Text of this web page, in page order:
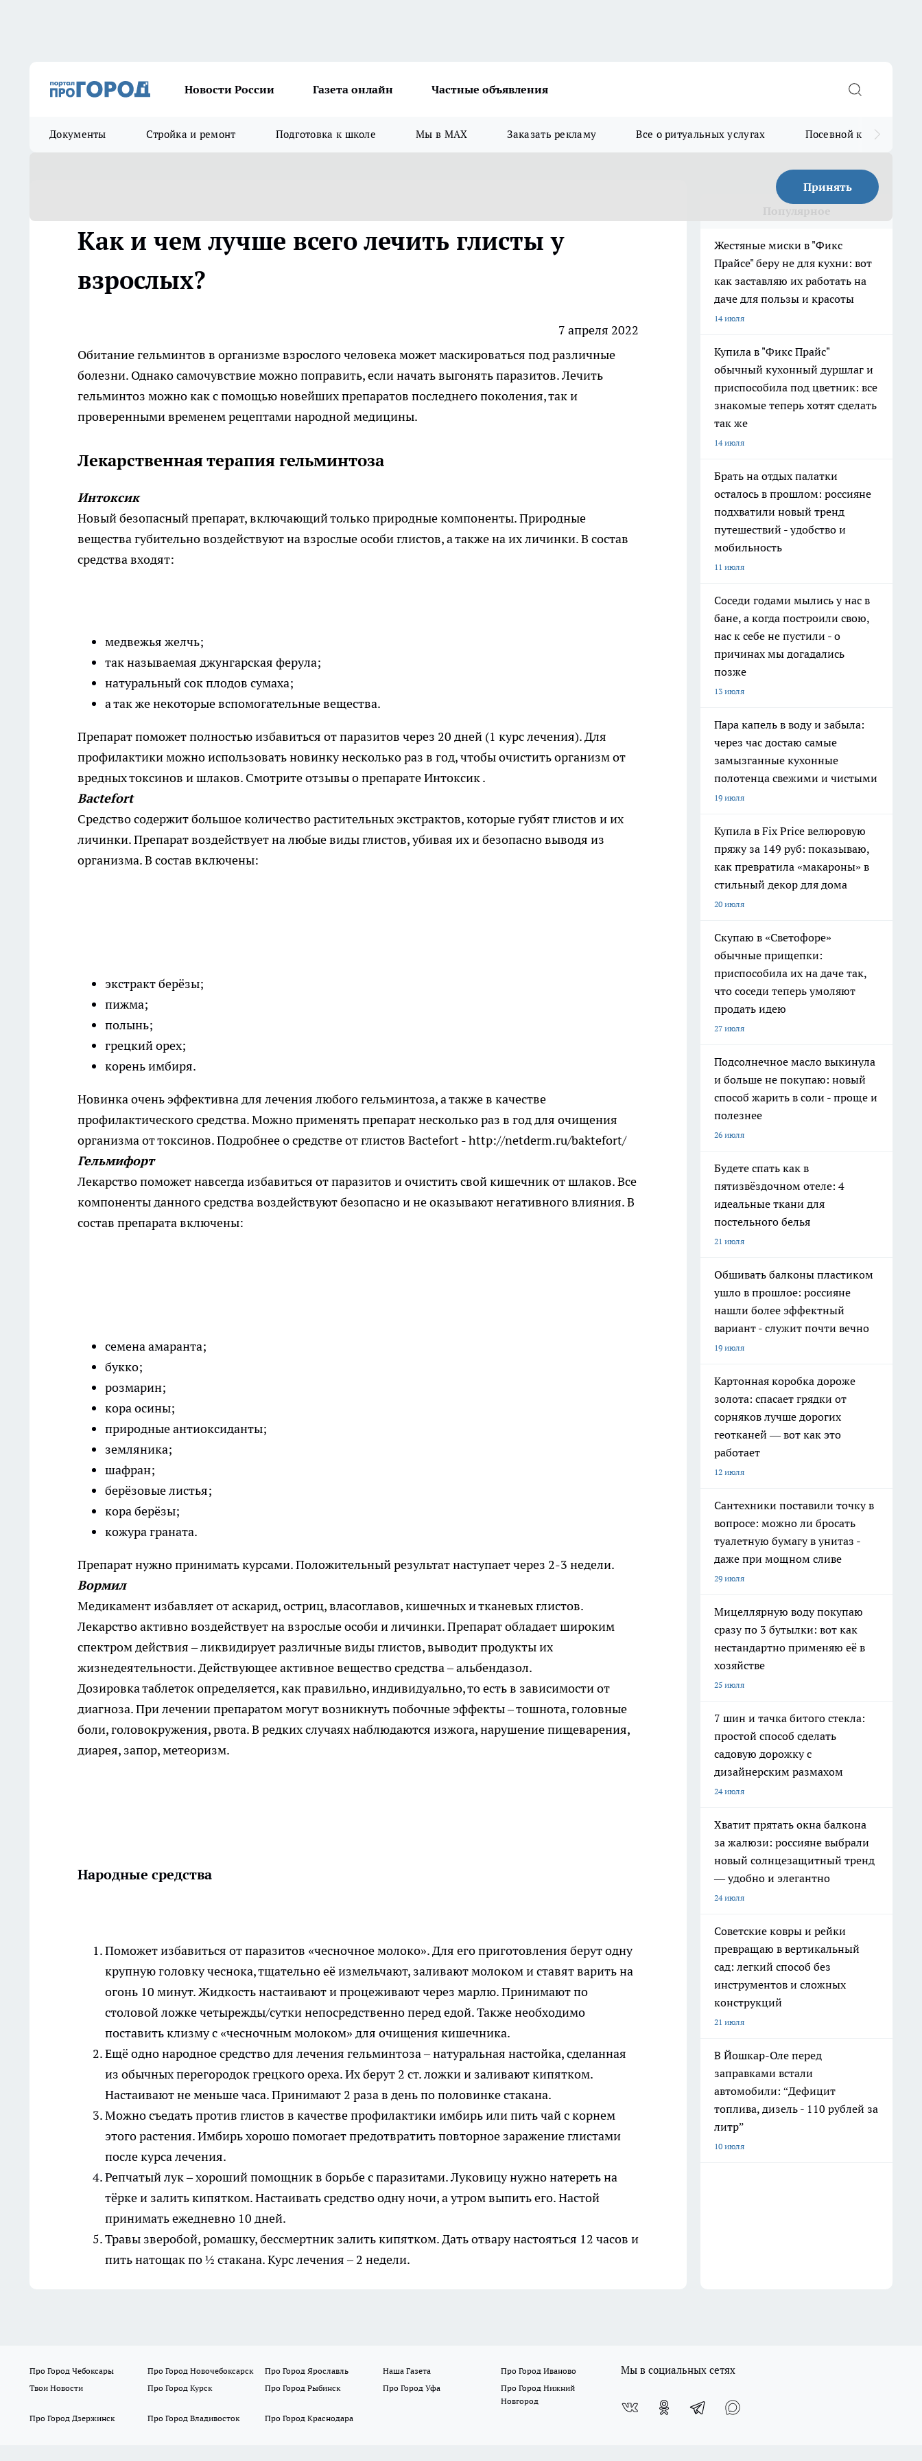
Новости России Газета онлайн Частные объявления
Документы Стройка и ремонт Подготовка к школе Мы в MAX Заказать рекламу Все о ритуальных услугах Посевной календарь
Принять
Как и чем лучше всего лечить глисты у
взрослых?
7 апреля 2022
Обитание гельминтов в организме взрослого человека может маскироваться под различные
болезни. Однако самочувствие можно поправить, если начать выгонять паразитов. Лечить
гельминтоз можно как с помощью новейших препаратов последнего поколения, так и
проверенными временем рецептами народной медицины.
Лекарственная терапия гельминтоза
Интоксик
Новый безопасный препарат, включающий только природные компоненты. Природные
вещества губительно воздействуют на взрослые особи глистов, а также на их личинки. В состав
средства входят:
медвежья желчь;
так называемая джунгарская ферула;
натуральный сок плодов сумаха;
а так же некоторые вспомогательные вещества.
Препарат поможет полностью избавиться от паразитов через 20 дней (1 курс лечения). Для
профилактики можно использовать новинку несколько раз в год, чтобы очистить организм от
вредных токсинов и шлаков. Смотритеотзывы о препарате Интоксик.
Bactefort
Средство содержит большое количество растительных экстрактов, которые губят глистов и их
личинки. Препарат воздействует на любые виды глистов, убивая их и безопасно выводя из
организма. В состав включены:
экстракт берёзы;
пижма;
полынь;
грецкий орех;
корень имбиря.
Новинка очень эффективна для лечения любого гельминтоза, а также в качестве
профилактического средства. Можно применять препарат несколько раз в год для очищения
организма от токсинов. Подробнее о средстве от глистов Bactefort -http://netderm.ru/baktefort/
Гельмифорт
Лекарство поможет навсегда избавиться от паразитов и очистить свой кишечник от шлаков. Все
компоненты данного средства воздействуют безопасно и не оказывают негативного влияния. В
состав препарата включены:
семена амаранта;
букко;
розмарин;
кора осины;
природные антиоксиданты;
земляника;
шафран;
берёзовые листья;
кора берёзы;
кожура граната.
Препарат нужно принимать курсами. Положительный результат наступает через 2-3 недели.
Вормил
Медикамент избавляет от аскарид, остриц, власоглавов, кишечных и тканевых глистов.
Лекарство активно воздействует на взрослые особи и личинки. Препарат обладает широким
спектром действия – ликвидирует различные виды глистов, выводит продукты их
жизнедеятельности. Действующее активное вещество средства – альбендазол.
Дозировка таблеток определяется, как правильно, индивидуально, то есть в зависимости от
диагноза. При лечении препаратом могут возникнуть побочные эффекты – тошнота, головные
боли, головокружения, рвота. В редких случаях наблюдаются изжога, нарушение пищеварения,
диарея, запор, метеоризм.
Народные средства
Поможет избавиться от паразитов «чесночное молоко». Для его приготовления берут одну
крупную головку чеснока, тщательно её измельчают, заливают молоком и ставят варить на
огонь 10 минут. Жидкость настаивают и процеживают через марлю. Принимают по
столовой ложке четырежды/сутки непосредственно перед едой. Также необходимо
поставить клизму с «чесночным молоком» для очищения кишечника.
Ещё одно народное средство для лечения гельминтоза – натуральная настойка, сделанная
из обычных перегородок грецкого ореха. Их берут 2 ст. ложки и заливают кипятком.
Настаивают не меньше часа. Принимают 2 раза в день по половинке стакана.
Можно съедать против глистов в качестве профилактики имбирь или пить чай с корнем
этого растения. Имбирь хорошо помогает предотвратить повторное заражение глистами
после курса лечения.
Репчатый лук – хороший помощник в борьбе с паразитами. Луковицу нужно натереть на
тёрке и залить кипятком. Настаивать средство одну ночи, а утром выпить его. Настой
принимать ежедневно 10 дней.
Травы зверобой, ромашку, бессмертник залить кипятком. Дать отвару настояться 12 часов и
пить натощак по ½ стакана. Курс лечения – 2 недели.
Жестяные миски в "Фикс
Прайсе" беру не для кухни: вот
как заставляю их работать на
даче для пользы и красоты
14 июля
Купила в "Фикс Прайс"
обычный кухонный дуршлаг и
приспособила под цветник: все
знакомые теперь хотят сделать
так же
14 июля
Брать на отдых палатки
осталось в прошлом: россияне
подхватили новый тренд
путешествий - удобство и
мобильность
11 июля
Соседи годами мылись у нас в
бане, а когда построили свою,
нас к себе не пустили - о
причинах мы догадались
позже
13 июля
Пара капель в воду и забыла:
через час достаю самые
замызганные кухонные
полотенца свежими и чистыми
19 июля
Купила в Fix Price велюровую
пряжу за 149 руб: показываю,
как превратила «макароны» в
стильный декор для дома
20 июля
Скупаю в «Светофоре»
обычные прищепки:
приспособила их на даче так,
что соседи теперь умоляют
продать идею
27 июля
Подсолнечное масло выкинула
и больше не покупаю: новый
способ жарить в соли - проще и
полезнее
26 июля
Будете спать как в
пятизвёздочном отеле: 4
идеальные ткани для
постельного белья
21 июля
Обшивать балконы пластиком
ушло в прошлое: россияне
нашли более эффектный
вариант - служит почти вечно
19 июля
Картонная коробка дороже
золота: спасает грядки от
сорняков лучше дорогих
геотканей — вот как это
работает
12 июля
Сантехники поставили точку в
вопросе: можно ли бросать
туалетную бумагу в унитаз -
даже при мощном сливе
29 июля
Мицеллярную воду покупаю
сразу по 3 бутылки: вот как
нестандартно применяю её в
хозяйстве
25 июля
7 шин и тачка битого стекла:
простой способ сделать
садовую дорожку с
дизайнерским размахом
24 июля
Хватит прятать окна балкона
за жалюзи: россияне выбрали
новый солнцезащитный тренд
— удобно и элегантно
24 июля
Советские ковры и рейки
превращаю в вертикальный
сад: легкий способ без
инструментов и сложных
конструкций
21 июля
В Йошкар-Оле перед
заправками встали
автомобили: “Дефицит
топлива, дизель - 110 рублей за
литр”
10 июля
Про Город Чебоксары Про Город Новочебоксарск Про Город Ярославль Наша Газета
Про Город Иваново
Твои Новости
Про Город Курск Про Город Рыбинск Про Город Уфа
Про Город Нижний
Новгород
Про Город Дзержинск
Про Город Владивосток Про Город Краснодара
Мы в социальных сетях